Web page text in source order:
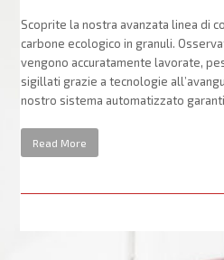
Scoprite la nostra avanzata linea di
carbone ecologico in granuli.
vengono accuratamente lavorate,
sigillati grazie a tecnologie
nostro sistema automatizzato
Read More